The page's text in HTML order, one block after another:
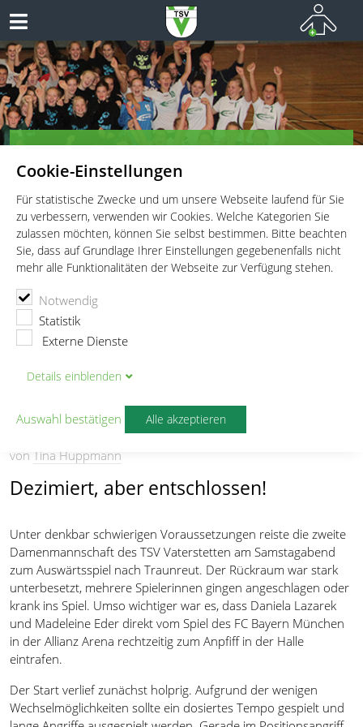
Cookie-Einstellungen
Für statistische Zwecke und um unsere Webseite laufend für Sie
zu verbessern, verwenden wir Cookies. Welche Kategorien Sie
zulassen möchten, können Sie selbst bestimmen. Bitte beachten
Sie, dass auf Grundlage Ihrer Einstellungen gegebenenfalls nicht
mehr alle Funktionalitäten der Webseite zur Verfügung stehen.
Notwendig
Statistik
Externe Dienste
Details einblenden
Auswahl bestätigen Alle akzeptieren
Handballern des TSV Vaterstetten!
Teamsport vom Allerfeinsten
TSV Vaterstetten e.V.
Arbeitssieg trotz Mini-Kader
DAMEN 2
Arbeitssieg trotz Mini-Kader
von Tina Huppmann
Dezimiert, aber entschlossen!
Unter denkbar schwierigen Voraussetzungen reiste die zweite
Damenmannschaft des TSV Vaterstetten am Samstagabend
zum Auswärtsspiel nach Traunreut. Der Rückraum war stark
unterbesetzt, mehrere Spielerinnen gingen angeschlagen oder
krank ins Spiel. Umso wichtiger war es, dass Daniela Lazarek
und Madeleine Eder direkt vom Spiel des FC Bayern München
in der Allianz Arena rechtzeitig zum Anpfiff in der Halle
eintrafen.
Der Start verlief zunächst holprig. Aufgrund der wenigen
Wechselmöglichkeiten sollte ein dosiertes Tempo gespielt und